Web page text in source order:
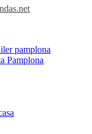
pamplona
Pamplona